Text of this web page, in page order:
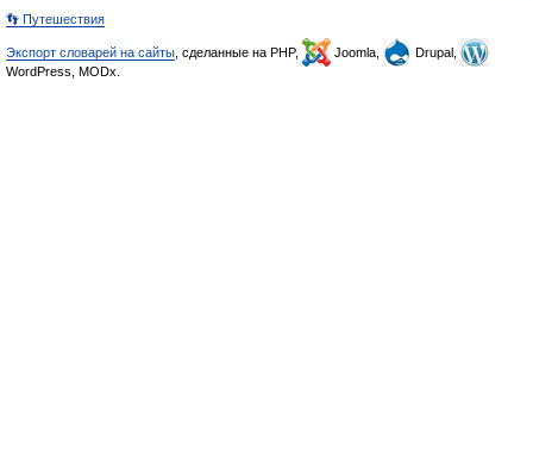
👣 Путешествия
Экспорт словарей на сайты , сделанные на PHP, Joomla,
Drupal,
WordPress, MODx.